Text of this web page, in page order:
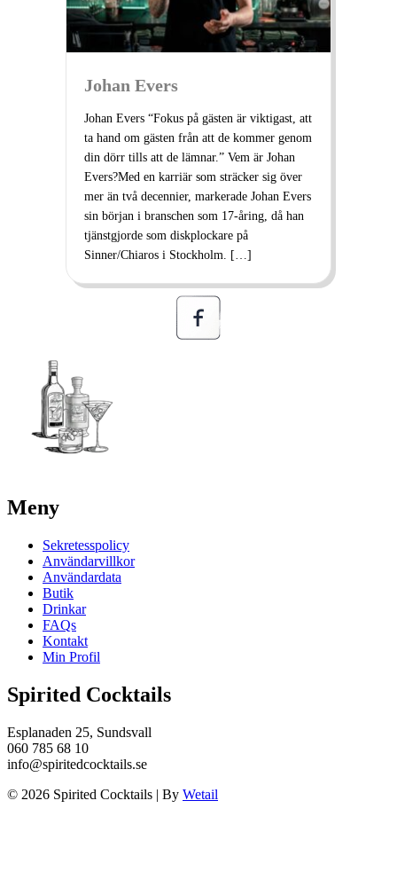
Johan Evers
Johan Evers “Fokus på gästen är viktigast, att
ta hand om gästen från att de kommer genom
din dörr tills att de lämnar.” Vem är Johan
Evers?Med en karriär som sträcker sig över
mer än två decennier, markerade Johan Evers
sin början i branschen som 17-åring, då han
tjänstgjorde som diskplockare på
Sinner/Chiaros i Stockholm. […]
Meny
Sekretesspolicy
Användarvillkor
Användardata
Butik
Drinkar
FAQs
Kontakt
Min Profil
Spirited Cocktails
Esplanaden 25, Sundsvall
060 785 68 10
info@spiritedcocktails.se
© 2026 Spirited Cocktails | By Wetail